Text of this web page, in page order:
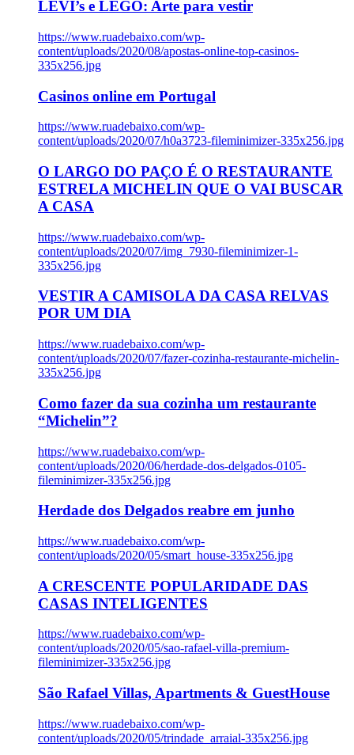
LEVI’s e LEGO: Arte para vestir
https://www.ruadebaixo.com/wp-
content/uploads/2020/08/apostas-online-top-casinos-
335x256.jpg
Casinos online em Portugal
https://www.ruadebaixo.com/wp-
content/uploads/2020/07/h0a3723-fileminimizer-335x256.jpg
O LARGO DO PAÇO É O RESTAURANTE
ESTRELA MICHELIN QUE O VAI BUSCAR
A CASA
https://www.ruadebaixo.com/wp-
content/uploads/2020/07/img_7930-fileminimizer-1-
335x256.jpg
VESTIR A CAMISOLA DA CASA RELVAS
POR UM DIA
https://www.ruadebaixo.com/wp-
content/uploads/2020/07/fazer-cozinha-restaurante-michelin-
335x256.jpg
Como fazer da sua cozinha um restaurante
“Michelin”?
https://www.ruadebaixo.com/wp-
content/uploads/2020/06/herdade-dos-delgados-0105-
fileminimizer-335x256.jpg
Herdade dos Delgados reabre em junho
https://www.ruadebaixo.com/wp-
content/uploads/2020/05/smart_house-335x256.jpg
A CRESCENTE POPULARIDADE DAS
CASAS INTELIGENTES
https://www.ruadebaixo.com/wp-
content/uploads/2020/05/sao-rafael-villa-premium-
fileminimizer-335x256.jpg
São Rafael Villas, Apartments & GuestHouse
https://www.ruadebaixo.com/wp-
content/uploads/2020/05/trindade_arraial-335x256.jpg